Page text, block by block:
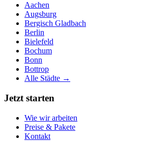
Aachen
Augsburg
Bergisch Gladbach
Berlin
Bielefeld
Bochum
Bonn
Bottrop
Alle Städte →
Jetzt starten
Wie wir arbeiten
Preise & Pakete
Kontakt